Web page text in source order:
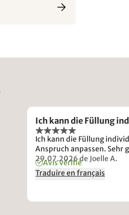
Ich kann die Füllung
Ich kann die Füllung
Anspruch anpassen. Sehr
29.07.2026de Joelle A.
Avis vérifié
Traduire en français